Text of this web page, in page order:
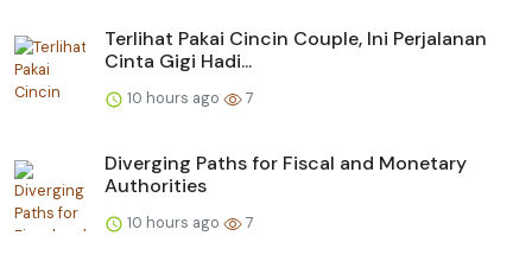
Terlihat Pakai Cincin Couple, Ini Perjalanan
Cinta Gigi Hadi...
10 hours ago 7
Diverging Paths for Fiscal and Monetary
Authorities
10 hours ago 7